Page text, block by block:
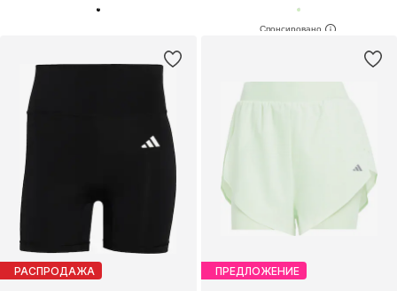
РАСПРОДАЖА ПРЕДЛОЖЕНИЕ